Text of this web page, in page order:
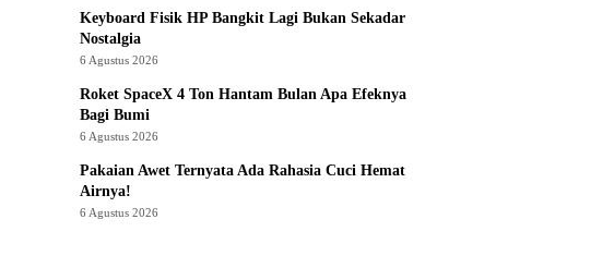
Keyboard Fisik HP Bangkit Lagi Bukan Sekadar
Nostalgia
6 Agustus 2026
Roket SpaceX 4 Ton Hantam Bulan Apa Efeknya
Bagi Bumi
6 Agustus 2026
Pakaian Awet Ternyata Ada Rahasia Cuci Hemat
Airnya!
6 Agustus 2026